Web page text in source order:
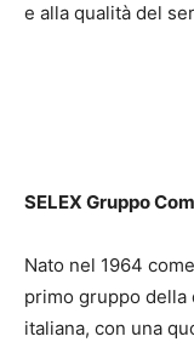
e alla qualità del
SELEX Gruppo
Nato nel 1964
primo gruppo
italiana, con una